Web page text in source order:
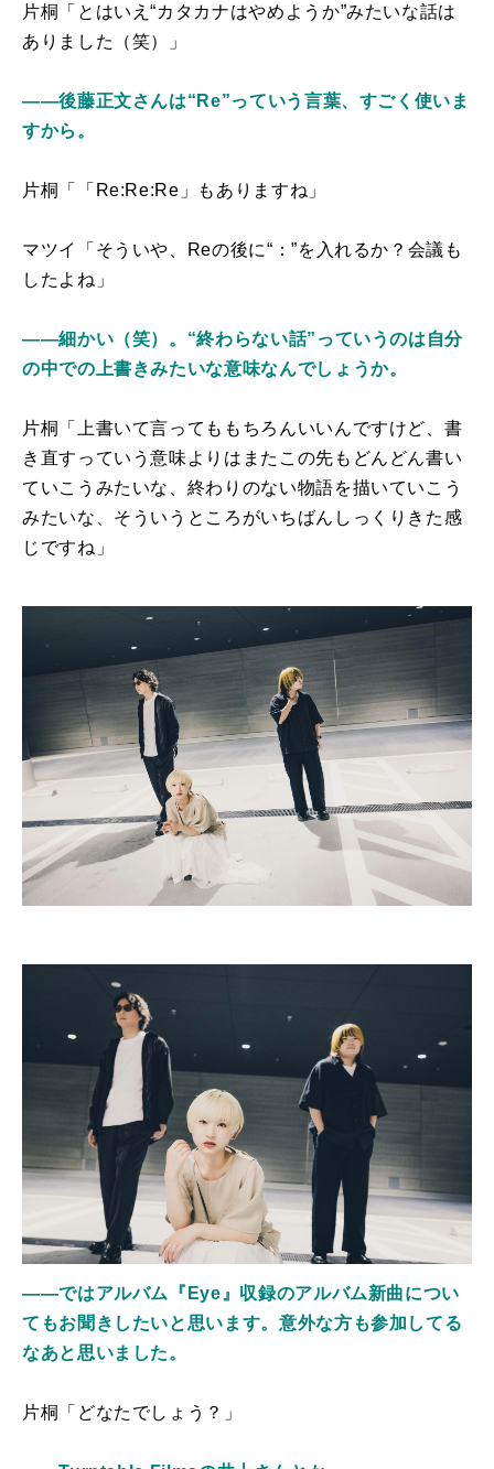
片桐「とはいえ“カタカナはやめようか”みたいな話は
ありました（笑）」
――後藤正文さんは“Re”っていう言葉、すごく使いま
すから。
片桐「「Re:Re:Re」もありますね」
マツイ「そういや、Reの後に“：”を入れるか？会議も
したよね」
――細かい（笑）。“終わらない話”っていうのは自分
の中での上書きみたいな意味なんでしょうか。
片桐「上書いて言ってももちろんいいんですけど、書
き直すっていう意味よりはまたこの先もどんどん書い
ていこうみたいな、終わりのない物語を描いていこう
みたいな、そういうところがいちばんしっくりきた感
じですね」
――ではアルバム『Eye』収録のアルバム新曲につい
てもお聞きしたいと思います。意外な方も参加してる
なあと思いました。
片桐「どなたでしょう？」